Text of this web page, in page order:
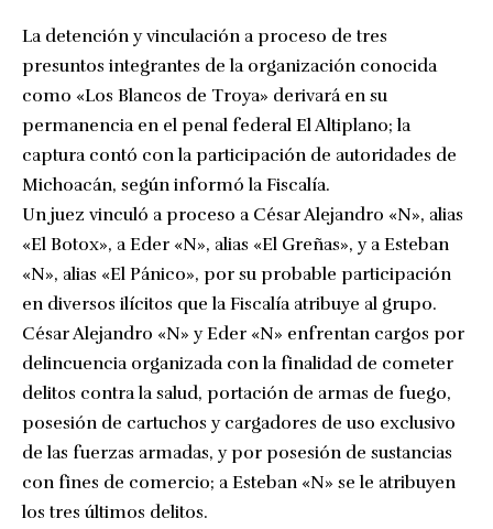
La detención y vinculación a proceso de tres
presuntos integrantes de la organización conocida
como «Los Blancos de Troya» derivará en su
permanencia en el penal federal El Altiplano; la
captura contó con la participación de autoridades de
Michoacán, según informó la Fiscalía.
Un juez vinculó a proceso a César Alejandro «N», alias
«El Botox», a Eder «N», alias «El Greñas», y a Esteban
«N», alias «El Pánico», por su probable participación
en diversos ilícitos que la Fiscalía atribuye al grupo.
César Alejandro «N» y Eder «N» enfrentan cargos por
delincuencia organizada con la finalidad de cometer
delitos contra la salud, portación de armas de fuego,
posesión de cartuchos y cargadores de uso exclusivo
de las fuerzas armadas, y por posesión de sustancias
con fines de comercio; a Esteban «N» se le atribuyen
los tres últimos delitos.